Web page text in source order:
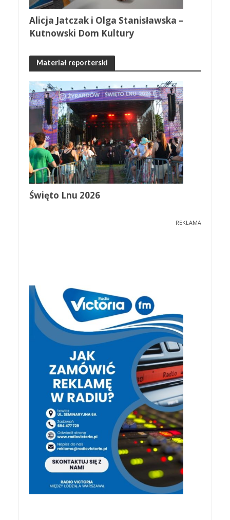
Alicja Jatczak i Olga Stanisławska –
Kutnowski Dom Kultury
Materiał reporterski
Święto Lnu 2026
REKLAMA